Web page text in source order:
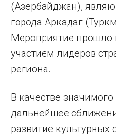
(Азербайджан),
города Аркадаг
Мероприятие прошло
участием лидеров
региона.
В качестве
дальнейшее
развитие культурных